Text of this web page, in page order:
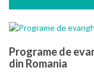
Programe de
din Romania